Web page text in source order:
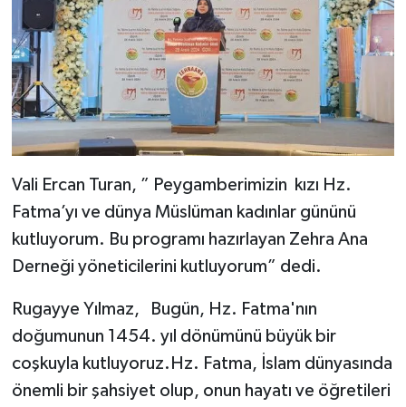
Vali Ercan Turan, ” Peygamberimizin kızı Hz.
Fatma’yı ve dünya Müslüman kadınlar gününü
kutluyorum. Bu programı hazırlayan Zehra Ana
Derneği yöneticilerini kutluyorum” dedi.
Rugayye Yılmaz, Bugün, Hz. Fatma'nın
doğumunun 1454. yıl dönümünü büyük bir
coşkuyla kutluyoruz.Hz. Fatma, İslam dünyasında
önemli bir şahsiyet olup, onun hayatı ve öğretileri